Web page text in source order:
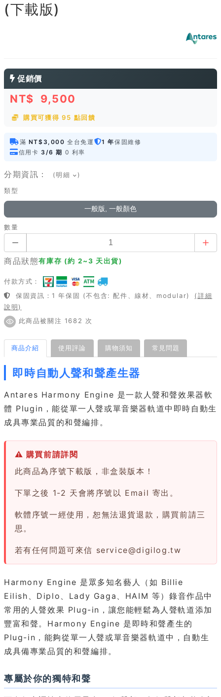
(下載版)
促銷價
NT$ 9,500
購買可獲得 95 點回饋
滿 NT$3,000 全台免運 1 年保固維修
信用卡 3/6 期 0 利率
分期資訊： (明細 )
類型
一般版, 一般顏色
數量
商品狀態有庫存 (約 2~3 天出貨)
付款方式：
保固資訊：1 年保固 (不包含: 配件、線材、modular)
(詳細
說明)
此商品被關注 1682 次
商品介紹 使用評論 購物須知 常見問題
即時自動人聲和聲產生器
Antares Harmony Engine 是一款人聲和聲效果器軟
體 Plugin，能從單一人聲或單音樂器軌道中即時自動生
成具專業品質的和聲編排。
⚠ 購買前請詳閱
此商品為序號下載版，非盒裝版本！
下單之後 1-2 天會將序號以 Email 寄出。
軟體序號一經使用，恕無法退貨退款，購買前請三
思。
若有任何問題可來信 service@digilog.tw
Harmony Engine 是眾多知名藝人（如 Billie
Eilish、Diplo、Lady Gaga、HAIM 等）錄音作品中
常用的人聲效果 Plug-in，讓您能輕鬆為人聲軌道添加
豐富和聲。Harmony Engine 是即時和聲產生的
Plug-in，能夠從單一人聲或單音樂器軌道中，自動生
成具備專業品質的和聲編排。
專屬於你的獨特和聲